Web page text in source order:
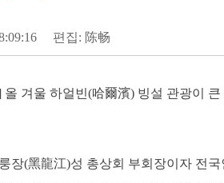
편집: 陈畅
겨울 하얼빈(哈爾濱) 빙설 관광이
장(黑龍江)성 총상회 부회장이자 전